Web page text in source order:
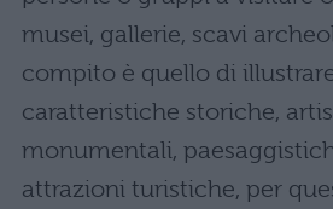
musei, gallerie, scavi
compito è quello di
caratteristiche storiche,
monumentali,
attrazioni turistiche, per